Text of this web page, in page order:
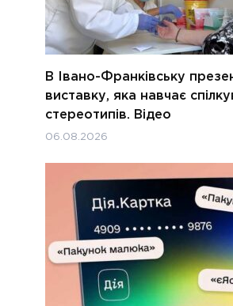
В Івано-Франківську
виставку, яка навчає
стереотипів. Відео
06.08.2026